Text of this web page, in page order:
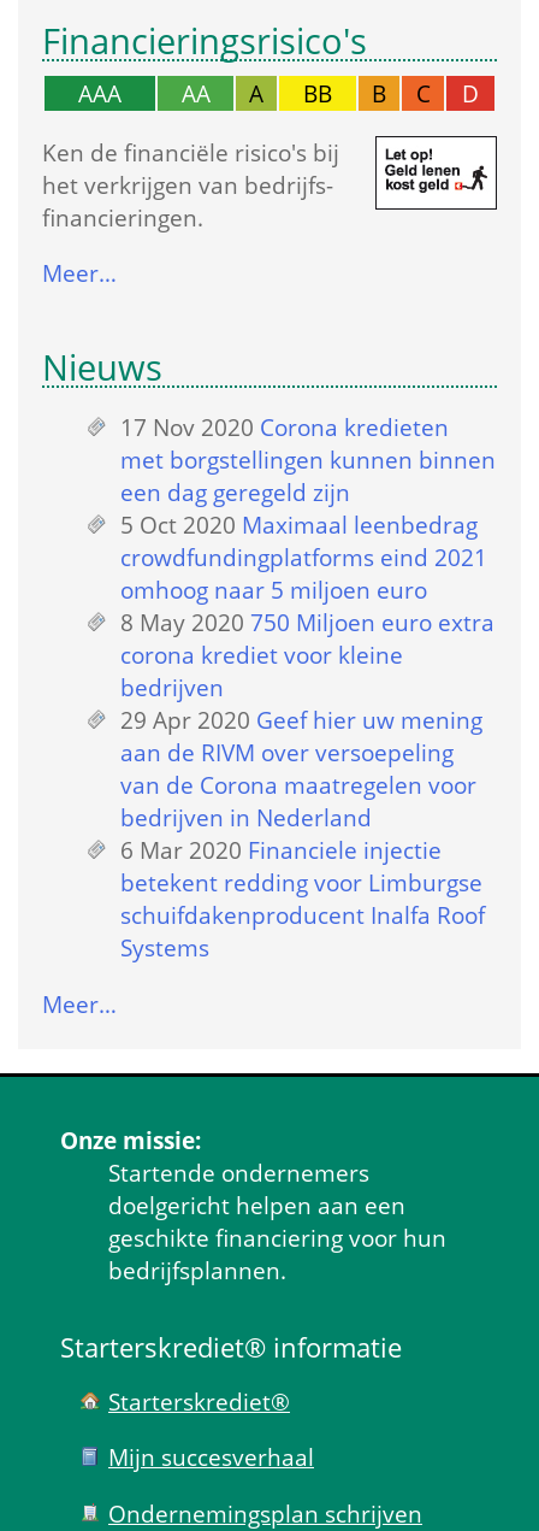
Financierings­risico's
AAA AA A BB B C
D
Ken de financiële risico's bij
het verkrijgen van bedrijfs­
financieringen.
Meer…
Nieuws
17 Nov 2020 Corona kredieten
met borgstellingen kunnen binnen
een dag geregeld zijn
5 Oct 2020 Maximaal leenbedrag
crowdfundingplatforms eind 2021
omhoog naar 5 miljoen euro
8 May 2020 750 Miljoen euro extra
corona krediet voor kleine
bedrijven
29 Apr 2020 Geef hier uw mening
aan de RIVM over versoepeling
van de Corona maatregelen voor
bedrijven in Nederland
6 Mar 2020 Financiele injectie
betekent redding voor Limburgse
schuifdakenproducent Inalfa Roof
Systems
Meer…
Onze missie:
Startende ondernemers
doelgericht helpen aan een
geschikte financiering voor hun
bedrijfsplannen.
Starterskrediet® informatie
Starterskrediet®
Mijn succes­verhaal
Ondernemings­plan schrijven